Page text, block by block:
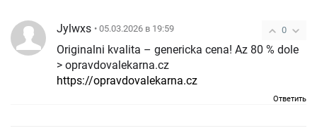
0
Jylwxs • 05.03.2026 в 19:59
Originalni kvalita – genericka cena! Az 80 % dole
> opravdovalekarna.cz
https://opravdovalekarna.cz
Ответить